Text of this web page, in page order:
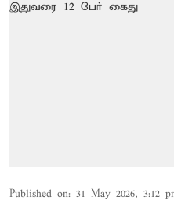
Published on: 31 May 2026, 3:12